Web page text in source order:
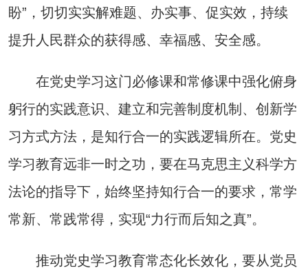
盼”，切切实实解难题、办实事、促实效，持续
提升人民群众的获得感、幸福感、安全感。
在党史学习这门必修课和常修课中强化俯身
躬行的实践意识、建立和完善制度机制、创新学
习方式方法，是知行合一的实践逻辑所在。党史
学习教育远非一时之功，要在马克思主义科学方
法论的指导下，始终坚持知行合一的要求，常学
常新、常践常得，实现“力行而后知之真”。
推动党史学习教育常态化长效化，要从党员